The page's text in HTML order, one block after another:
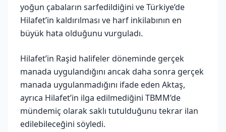
yoğun çabaların sarfedildiğini ve Türkiye’de
Hilafet’in kaldırılması ve harf inkilabının en
büyük hata olduğunu vurguladı.
Hilafet’in Raşid halifeler döneminde gerçek
manada uygulandığını ancak daha sonra gerçek
manada uygulanmadığını ifade eden Aktaş,
ayrıca Hilafet’in ilga edilmediğini TBMM’de
mündemiç olarak saklı tutulduğunu tekrar ilan
edilebileceğini söyledi.